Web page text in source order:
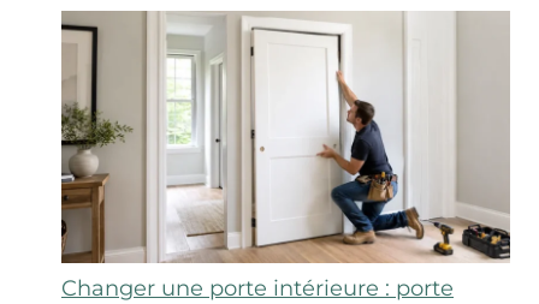
Changer une porte intérieure : porte